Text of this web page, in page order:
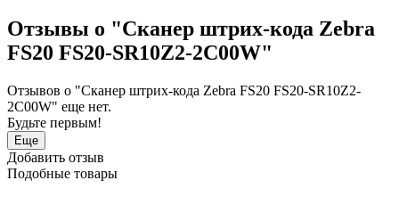
Отзывы о "Сканер штрих-кода Zebra
FS20 FS20-SR10Z2-2C00W"
Отзывов о "Сканер штрих-кода Zebra FS20 FS20-SR10Z2-
2C00W" еще нет.
Будьте первым!
Еще
Добавить отзыв
Подобные товары